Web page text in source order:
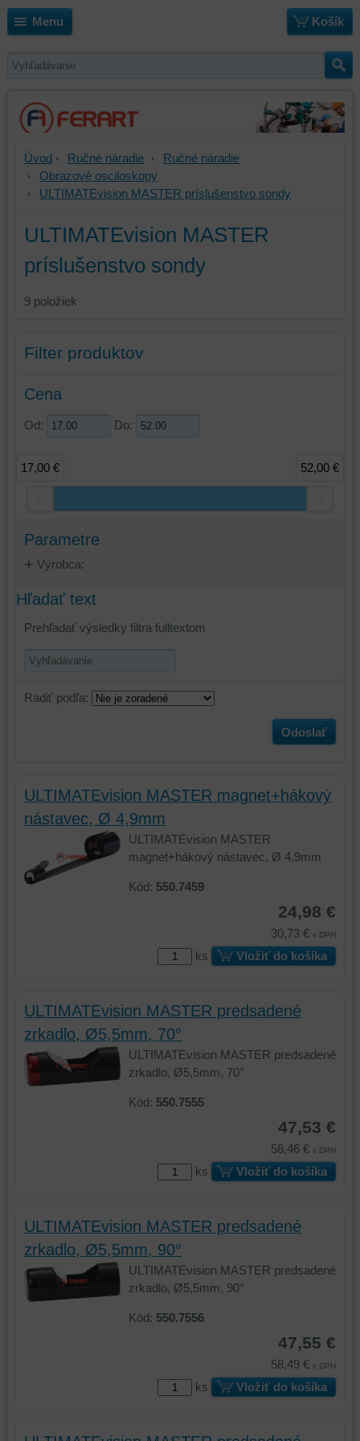
Menu Košík
Úvod Ručné náradie
Ručné náradie
Obrazové osciloskopy
ULTIMATEvision MASTER príslušenstvo sondy
ULTIMATEvision MASTER
príslušenstvo sondy
9 položiek
Filter produktov
Cena
Od: Do:
17,00 € 52,00 €
Parametre
Výrobca:
Hľadať text
Prehľadať výsledky filtra fulltextom
Radiť podľa:
Odoslať
ULTIMATEvision MASTER magnet+hákový
nástavec, Ø 4,9mm
ULTIMATEvision MASTER
magnet+hákový nástavec, Ø 4,9mm
Kód: 550.7459
24,98 €
30,73 € s DPH
ks Vložiť do košíka
ULTIMATEvision MASTER predsadené
zrkadlo, Ø5,5mm, 70°
ULTIMATEvision MASTER predsadené
zrkadlo, Ø5,5mm, 70°
Kód: 550.7555
47,53 €
58,46 € s DPH
ks Vložiť do košíka
ULTIMATEvision MASTER predsadené
zrkadlo, Ø5,5mm, 90°
ULTIMATEvision MASTER predsadené
zrkadlo, Ø5,5mm, 90°
Kód: 550.7556
47,55 €
58,49 € s DPH
ks Vložiť do košíka